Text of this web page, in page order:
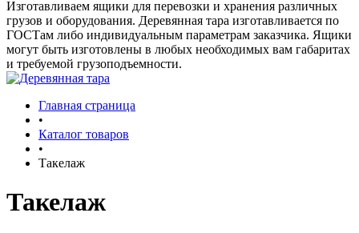
Изготавливаем ящики для перевозки и хранения различных
грузов и оборудования. Деревянная тара изготавливается по
ГОСТам либо индивидуальным параметрам заказчика. Ящики
могут быть изготовлены в любых необходимых вам габаритах
и требуемой грузоподъемности.
Главная страница
•
Каталог товаров
•
Такелаж
Такелаж